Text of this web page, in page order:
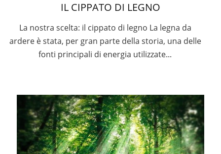
IL CIPPATO DI LEGNO
La nostra scelta: il cippato di legno La legna da
ardere è stata, per gran parte della storia, una delle
fonti principali di energia utilizzate...